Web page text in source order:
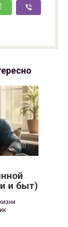
0
и быт)